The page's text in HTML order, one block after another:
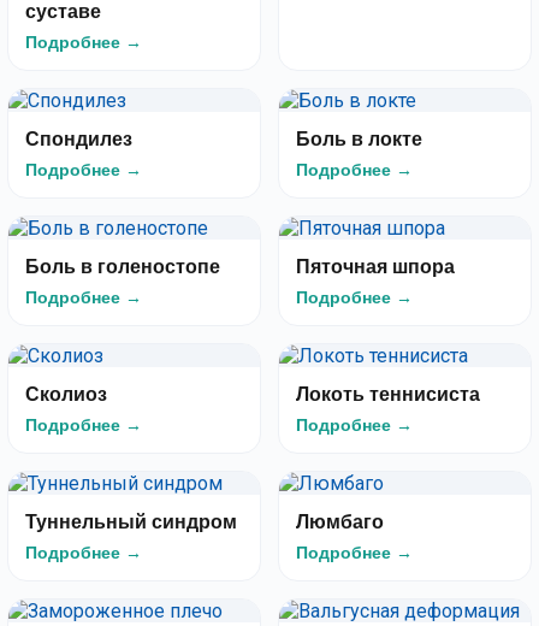
суставе
Подробнее →
Спондилез
Подробнее →
Боль в локте
Подробнее →
Боль в голеностопе
Подробнее →
Пяточная шпора
Подробнее →
Сколиоз
Подробнее →
Локоть теннисиста
Подробнее →
Туннельный синдром
Подробнее →
Люмбаго
Подробнее →